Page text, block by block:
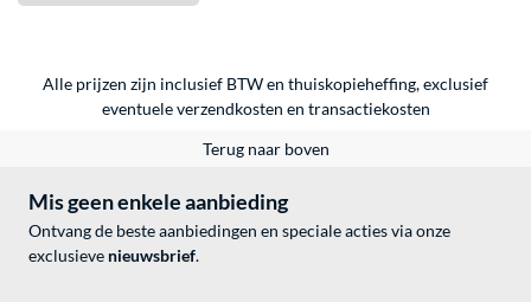
Alle prijzen zijn inclusief BTW en thuiskopieheffing, exclusief
eventueleverzendkosten en transactiekosten
Terug naar boven
Mis geen enkele aanbieding
Ontvang de beste aanbiedingen en speciale acties via onze
exclusieve nieuwsbrief.